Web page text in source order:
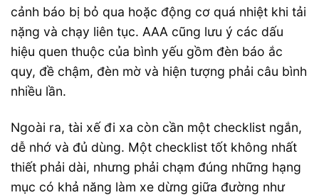
cảnh báo bị bỏ qua hoặc động cơ quá nhiệt khi tải
nặng và chạy liên tục. AAA cũng lưu ý các dấu
hiệu quen thuộc của bình yếu gồm đèn báo ắc
quy, đề chậm, đèn mờ và hiện tượng phải câu bình
nhiều lần.
Ngoài ra, tài xế đi xa còn cần một checklist ngắn,
dễ nhớ và đủ dùng. Một checklist tốt không nhất
thiết phải dài, nhưng phải chạm đúng những hạng
mục có khả năng làm xe dừng giữa đường như